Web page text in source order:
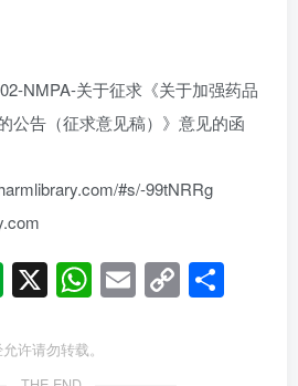
NMPA-关于征求《关于加强药品
公告（征求意见稿）》意见的函
#s/-99tNRRg
Evernote
X WhatsApp
Email
Copy
Link
许请勿转载。